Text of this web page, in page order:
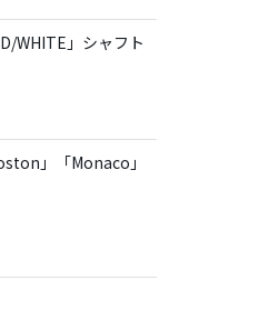
WHITE」シャフト
」「Monaco」